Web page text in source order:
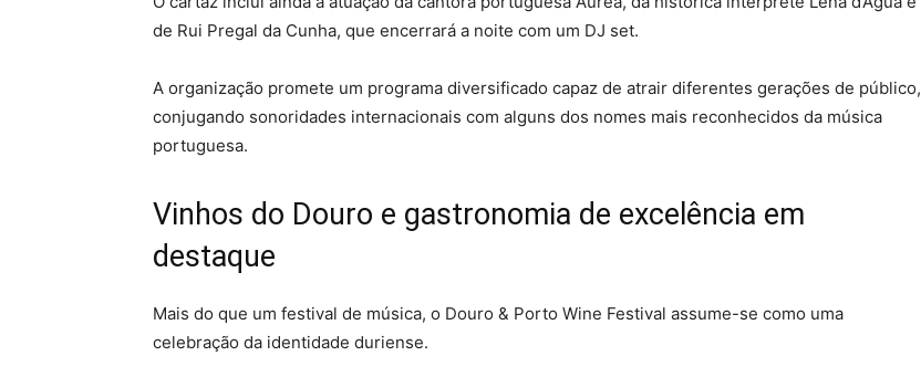
de Rui Pregal da Cunha, que encerrará a noite com um DJ set.
A organização promete um programa diversificado capaz de atrair diferentes gerações de público,
conjugando sonoridades internacionais com alguns dos nomes mais reconhecidos da música
portuguesa.
Vinhos do Douro e gastronomia de excelência em
destaque
Mais do que um festival de música, o Douro & Porto Wine Festival assume-se como uma
celebração da identidade duriense.